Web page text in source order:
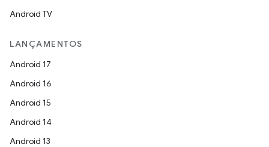
Android TV
LANÇAMENTOS
Android 17
Android 16
Android 15
Android 14
Android 13